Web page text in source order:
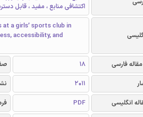
اکتشافی منابع ، مفید ، قابل
a girls’ sports club in
accessibility, and
فارسی
18
2011
انگلیسی
PDF